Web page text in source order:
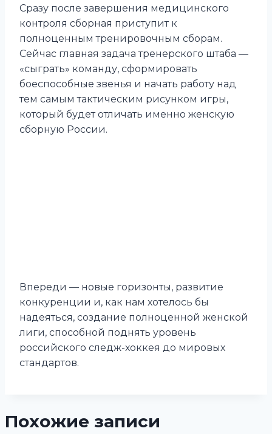
Сразу после завершения медицинского
контроля сборная приступит к
полноценным тренировочным сборам.
Сейчас главная задача тренерского штаба —
«сыграть» команду, сформировать
боеспособные звенья и начать работу над
тем самым тактическим рисунком игры,
который будет отличать именно женскую
сборную России.
Впереди — новые горизонты, развитие
конкуренции и, как нам хотелось бы
надеяться, создание полноценной женской
лиги, способной поднять уровень
российского следж-хоккея до мировых
стандартов.
Похожие записи